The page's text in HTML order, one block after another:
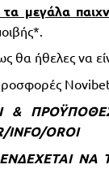
μεγάλα
θα ήθελες να
&
INFO/OROI